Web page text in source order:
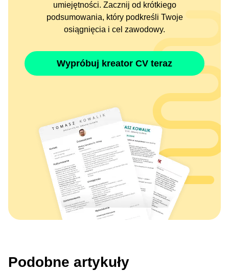
umiejętności. Zacznij od krótkiego
podsumowania, który podkreśli Twoje
osiągnięcia i cel zawodowy.
Wypróbuj kreator CV teraz
Podobne artykuły